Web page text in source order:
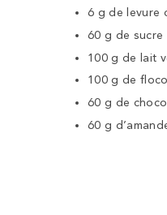
6 g de levure
60 g de sucre
100 g de lait
100 g de
60 g de
60 g